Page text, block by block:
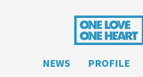
NEWS PROFILE